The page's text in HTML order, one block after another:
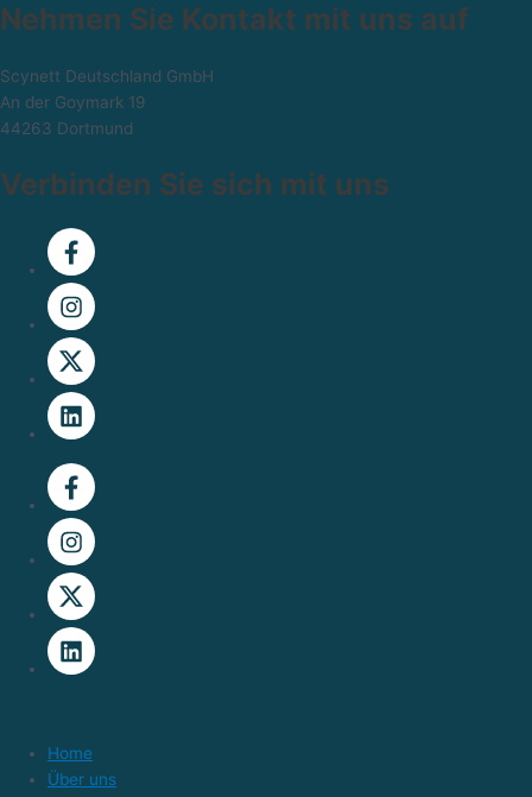
Nehmen Sie Kontakt mit uns auf
Scynett Deutschland GmbH
An der Goymark 19
44263 Dortmund
Verbinden Sie sich mit uns
Home
Über uns